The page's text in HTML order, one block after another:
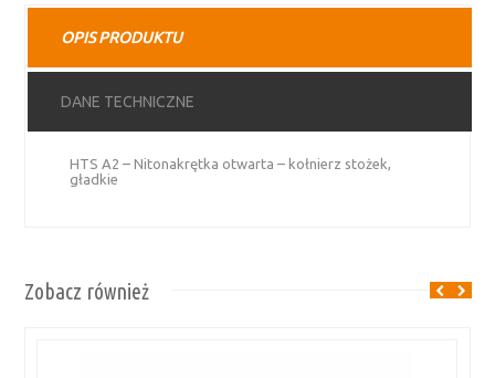
gładki
trzon
OPIS PRODUKTU
DANE TECHNICZNE
HTS A2 – Nitonakrętka otwarta – kołnierz stożek,
gładkie
Zobacz również